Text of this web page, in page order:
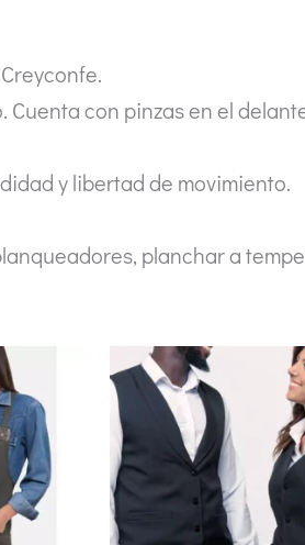
con pinzas en el
y libertad de movimiento.
planchar a